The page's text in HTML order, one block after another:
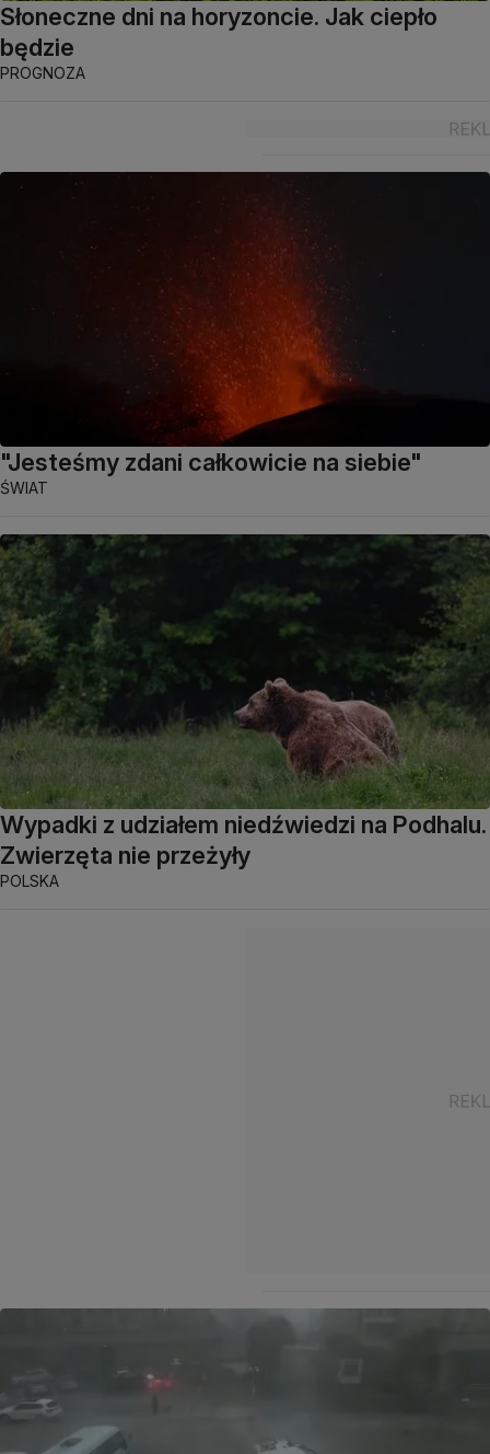
Słoneczne dni na horyzoncie. Jak ciepło
będzie
PROGNOZA
"Jesteśmy zdani całkowicie na siebie"
ŚWIAT
Wypadki z udziałem niedźwiedzi na Podhalu.
Zwierzęta nie przeżyły
POLSKA